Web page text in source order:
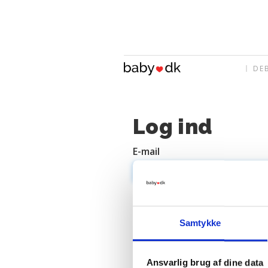
Samtykke
Ansvarlig brug af dine data
Log ind
E-mail